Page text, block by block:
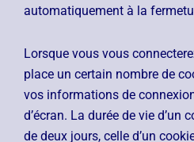
automatiquement à la
Lorsque vous vous
place un certain nombre de
vos informations de
d’écran. La durée de vie d’un
de deux jours, celle d’un